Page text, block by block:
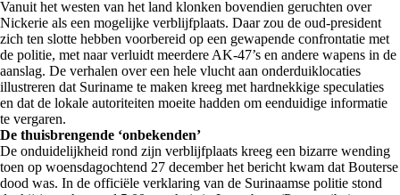
Vanuit het westen van het land klonken bovendien geruchten over
Nickerie als een mogelijke verblijfplaats. Daar zou de oud-president
zich ten slotte hebben voorbereid op een gewapende confrontatie met
de politie, met naar verluidt meerdere AK-47’s en andere wapens in de
aanslag. De verhalen over een hele vlucht aan onderduiklocaties
illustreren dat Suriname te maken kreeg met hardnekkige speculaties
en dat de lokale autoriteiten moeite hadden om eenduidige informatie
te vergaren.
De thuisbrengende ‘onbekenden’
De onduidelijkheid rond zijn verblijfplaats kreeg een bizarre wending
toen op woensdagochtend 27 december het bericht kwam dat Bouterse
dood was. In de officiële verklaring van de Surinaamse politie stond